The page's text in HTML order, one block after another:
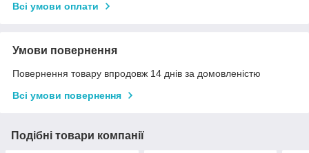
Всі умови оплати
Умови повернення
Повернення товару впродовж 14 днів за домовленістю
Всі умови повернення
Подібні товари компанії